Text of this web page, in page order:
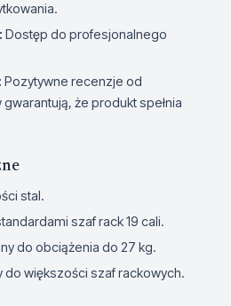
Dostęp do profesjonalnego
Pozytywne recenzje od
że produkt spełnia
stal.
szaf rack 19 cali.
do obciążenia do 27 kg.
do większości szaf rackowych.